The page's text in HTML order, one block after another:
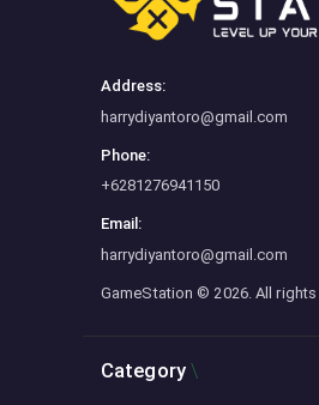
Address:
harrydiyantoro@gmail.com
Phone:
+6281276941150
Email:
harrydiyantoro@gmail.com
GameStation © 2026. All rights
Category